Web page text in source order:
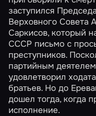
заступился
Верховного Совета
Саркисов, который
СССР письмо с
преступников.
партийным
удовлетворил
братьев. Но до
дошел тогда, когда
исполнение.